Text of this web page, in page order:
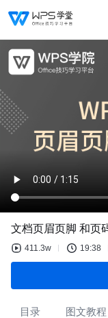
文档页眉页脚 和页
411.3w 19:38
目录 图文教程